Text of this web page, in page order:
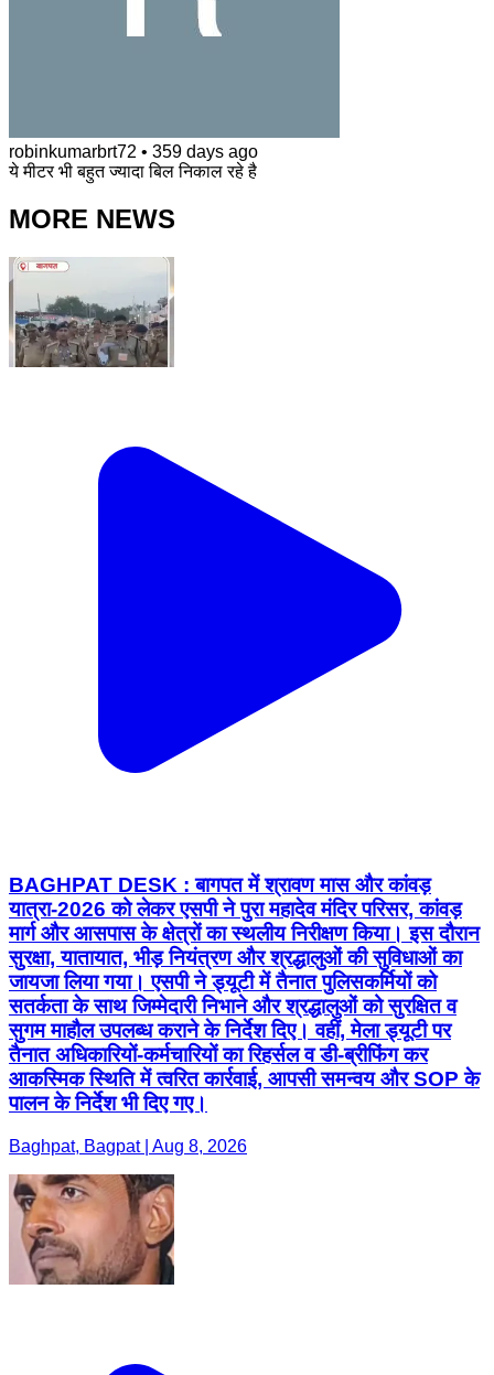
robinkumarbrt72 • 359 days ago
ये मीटर भी बहुत ज्यादा बिल निकाल रहे है
MORE NEWS
BAGHPAT DESK : बागपत में श्रावण मास और कांवड़
यात्रा-2026 को लेकर एसपी ने पुरा महादेव मंदिर परिसर, कांवड़
मार्ग और आसपास के क्षेत्रों का स्थलीय निरीक्षण किया। इस दौरान
सुरक्षा, यातायात, भीड़ नियंत्रण और श्रद्धालुओं की सुविधाओं का
जायजा लिया गया। एसपी ने ड्यूटी में तैनात पुलिसकर्मियों को
सतर्कता के साथ जिम्मेदारी निभाने और श्रद्धालुओं को सुरक्षित व
सुगम माहौल उपलब्ध कराने के निर्देश दिए। वहीं, मेला ड्यूटी पर
तैनात अधिकारियों-कर्मचारियों का रिहर्सल व डी-ब्रीफिंग कर
आकस्मिक स्थिति में त्वरित कार्रवाई, आपसी समन्वय और SOP के
पालन के निर्देश भी दिए गए।
Baghpat, Bagpat | Aug 8, 2026